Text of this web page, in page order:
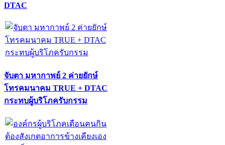
DTAC
จับตา มหากาพย์ 2 ค่ายยักษ์
โทรคมนาคม TRUE + DTAC
กระทบผู้บริโภครับกรรม